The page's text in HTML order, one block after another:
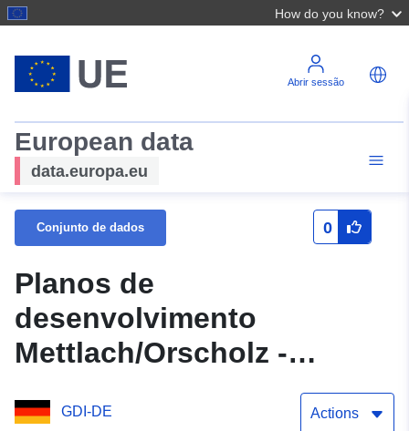
How do you know?
Abrir sessão
European data
data.europa.eu
Conjunto de dados 0
Planos de
desenvolvimento
Mettlach/Orscholz -
GDI-DE Actions